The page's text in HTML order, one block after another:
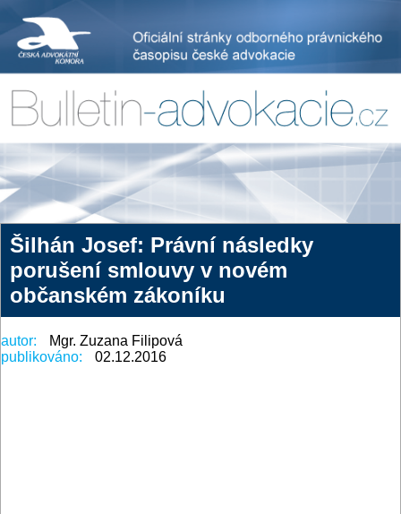
Šilhán Josef: Právní následky
porušení smlouvy v novém
občanském zákoníku
autor:
Mgr. Zuzana Filipová
publikováno:
02.12.2016